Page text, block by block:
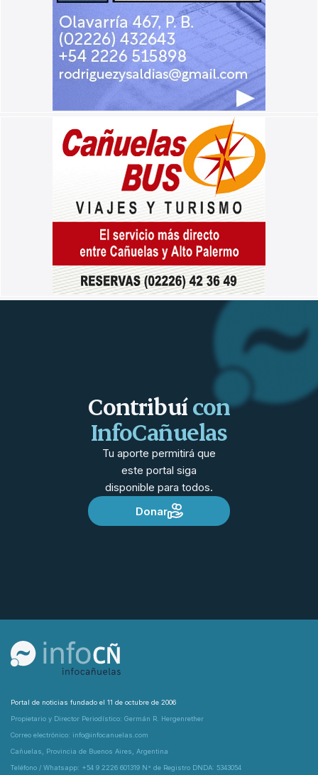
Contribuícon
InfoCañuelas
Tu aporte permitirá que
este portal siga
disponible para todos.
Donar
Portal de noticias fundado el 11 de octubre de 2006
Propietario y Director Periodístico: Germán R. Hergenrether
Correo electrónico: info@infocanuelas.com
Cañuelas, Provincia de Buenos Aires, Argentina
Teléfono / Whatsapp: +54 9 2226 601319 N° de Registro DNDA: 5343054